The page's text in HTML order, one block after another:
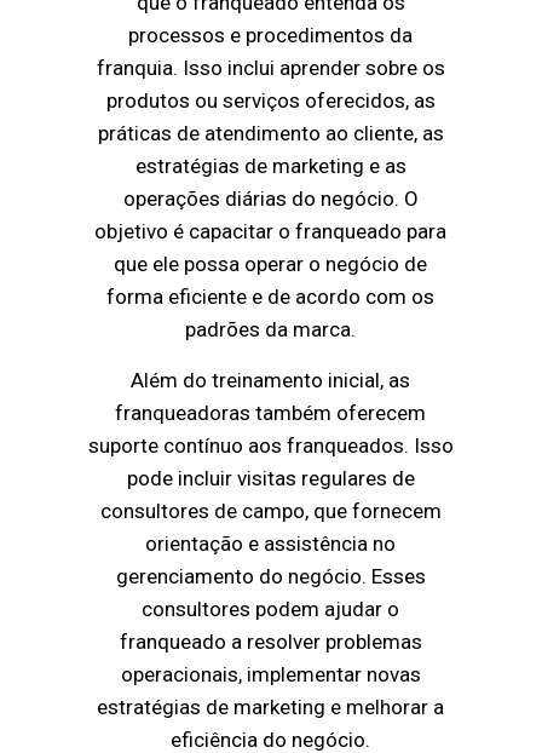
processos e procedimentos da
franquia. Isso inclui aprender sobre os
produtos ou serviços oferecidos, as
práticas de atendimento ao cliente, as
estratégias de marketing e as
operações diárias do negócio. O
objetivo é capacitar o franqueado para
que ele possa operar o negócio de
forma eficiente e de acordo com os
padrões da marca.
Além do treinamento inicial, as
franqueadoras também oferecem
suporte contínuo aos franqueados. Isso
pode incluir visitas regulares de
consultores de campo, que fornecem
orientação e assistência no
gerenciamento do negócio. Esses
consultores podem ajudar o
franqueado a resolver problemas
operacionais, implementar novas
estratégias de marketing e melhorar a
eficiência do negócio.